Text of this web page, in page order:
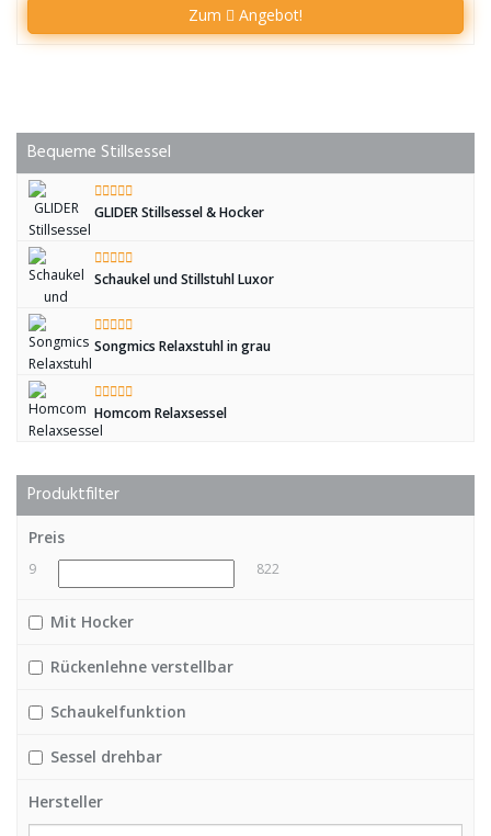
Zum Angebot!
Bequeme Stillsessel
GLIDER Stillsessel & Hocker
Schaukel und Stillstuhl Luxor
Songmics Relaxstuhl in grau
Homcom Relaxsessel
Produktfilter
Preis
9 822
Mit Hocker
Rückenlehne verstellbar
Schaukelfunktion
Sessel drehbar
Hersteller